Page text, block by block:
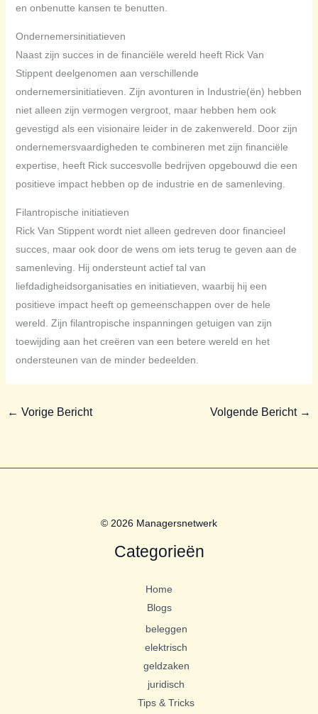
en onbenutte kansen te benutten.
Ondernemersinitiatieven
Naast zijn succes in de financiële wereld heeft Rick Van
Stippent deelgenomen aan verschillende
ondernemersinitiatieven. Zijn avonturen in Industrie(ën) hebben
niet alleen zijn vermogen vergroot, maar hebben hem ook
gevestigd als een visionaire leider in de zakenwereld. Door zijn
ondernemersvaardigheden te combineren met zijn financiële
expertise, heeft Rick succesvolle bedrijven opgebouwd die een
positieve impact hebben op de industrie en de samenleving.
Filantropische initiatieven
Rick Van Stippent wordt niet alleen gedreven door financieel
succes, maar ook door de wens om iets terug te geven aan de
samenleving. Hij ondersteunt actief tal van
liefdadigheidsorganisaties en initiatieven, waarbij hij een
positieve impact heeft op gemeenschappen over de hele
wereld. Zijn filantropische inspanningen getuigen van zijn
toewijding aan het creëren van een betere wereld en het
ondersteunen van de minder bedeelden.
← Vorige Bericht Volgende Bericht →
© 2026 Managersnetwerk
Categorieën
Home
Blogs
beleggen
elektrisch
geldzaken
juridisch
Tips & Tricks